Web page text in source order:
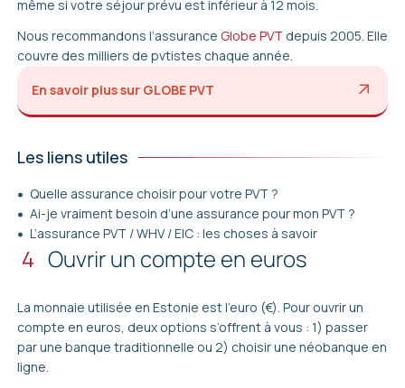
de l’argent dans le processus de votre demande de
visa, en dehors des sites officiels des ambassades ou
des consulats. Sur notre site, nous vous fournissons
toute l’aide dont vous avez besoin, gratuitement. Le
PVT est un permis simple à obtenir par vous-même,
3. Rassemblez vos documents justificatifs avant votre
rendez-vous.
* Les demandeurs japonais doivent plutôt prendre
rendez-vous à l’ambassade de la République d’Estonie
même si votre séjour prévu est inférieur à 12 mois.
Nous recommandons l’assurance Globe PVT depuis 2005. Elle
couvre des milliers de pvtistes chaque année.
En savoir plus sur GLOBE PVT
Les liens utiles
Quelle assurance choisir pour votre PVT ?
Ai-je vraiment besoin d’une assurance pour mon PVT ?
L’assurance PVT / WHV / EIC : les choses à savoir
4 Ouvrir un compte en euros
La monnaie utilisée en Estonie est l’euro (€). Pour ouvrir un
compte en euros, deux options s’offrent à vous : 1) passer
par une banque traditionnelle ou 2) choisir une néobanque en
ligne.